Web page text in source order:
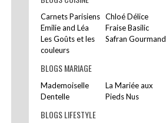
Carnets Parisiens Chloé Délice
Emilie and Léa
Fraise Basilic
Les Goûts et les
couleurs
Safran Gourmand
BLOGS MARIAGE
Mademoiselle
Dentelle
La Mariée aux
Pieds Nus
BLOGS LIFESTYLE